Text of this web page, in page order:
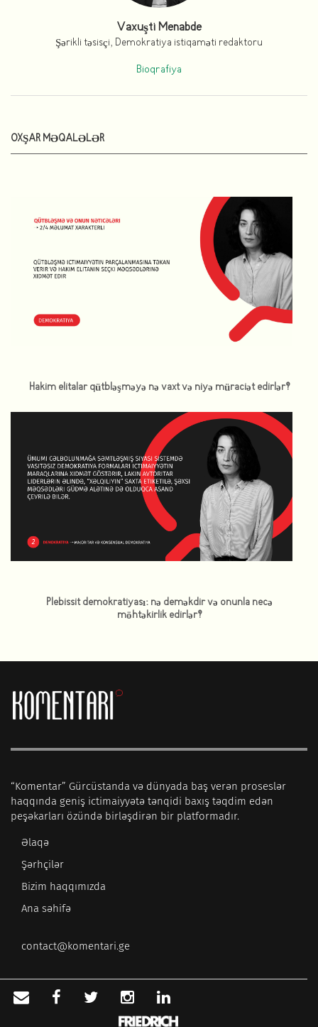
Vaxuşti Menabde
Şərikli təsisçi, Demokratiya istiqaməti redaktoru
Bioqrafiya
OXŞAR MƏQALƏLƏR
Hakim elitalar qütbləşməyə nə vaxt və niyə müraciət edirlər?
Plebissit demokratiyası: nə deməkdir və onunla necə
möhtəkirlik edirlər?
“Komentar” Gürcüstanda və dünyada baş verən proseslər
haqqında geniş ictimaiyyətə tənqidi baxış təqdim edən
peşəkarları özündə birləşdirən bir platformadır.
Əlaqə
Şərhçilər
Bizim haqqımızda
Ana səhifə
contact@komentari.ge